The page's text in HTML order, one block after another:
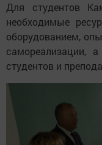
Для студентов
необходимые
оборудованием,
самореализации,
студентов и